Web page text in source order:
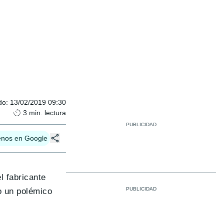
: 13/02/2019 09:30
3 min. lectura
en Google
fabricante
un polémico